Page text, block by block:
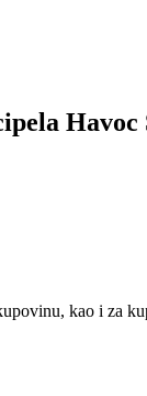
Havoc
kao i za